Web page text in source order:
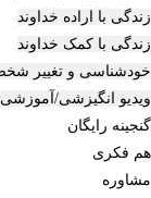
زندگی با اراده خداوند
زندگی با کمک خداوند
خودشناسی و تغییر
ویدیو انگیزشی/آموزشی
گنجینه رایگان
هم‌ فکری
مشاوره